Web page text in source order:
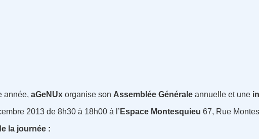
année,aGeNUx organise son Assemblée Générale annuelle et une
2013 de 8h30 à 18h00 à l’ Espace Montesquieu 67, Rue
la journée :